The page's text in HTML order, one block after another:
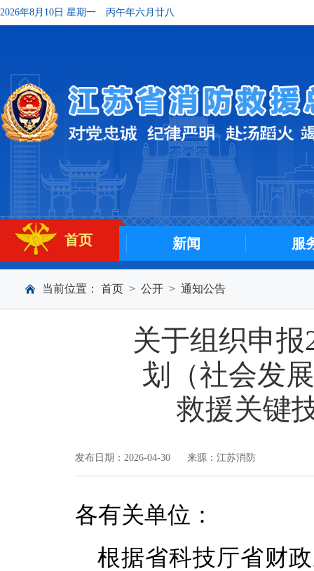
2026年8月10日 星期一 丙午年六月廿八
首页 新闻 服
当前位置： 首页 > 公开 > 通知公告
关于组织申
划（社会发
救援关键
发布日期：2026-04-30 来源：江苏消防
各有关单位：
根据省科技厅省财